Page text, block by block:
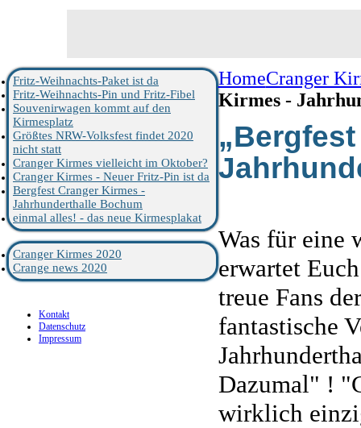
HomeCranger
Kirmes -
Was für eine
erwartet
treue Fans
fantastische
Dazumal" !
wirklich
Fritz-Weihnachts-Paket ist da
Fritz-Weihnachts-Pin und Fritz-Fibel
Souvenirwagen kommt auf den
Kirmesplatz
Größtes NRW-Volksfest findet 2020
nicht statt
Cranger Kirmes vielleicht im Oktober?
Cranger Kirmes - Neuer Fritz-Pin ist da
Bergfest Cranger Kirmes -
Jahrhunderthalle Bochum
einmal alles! - das neue Kirmesplakat
Cranger Kirmes 2020
Crange news 2020
Kontakt
Datenschutz
Impressum